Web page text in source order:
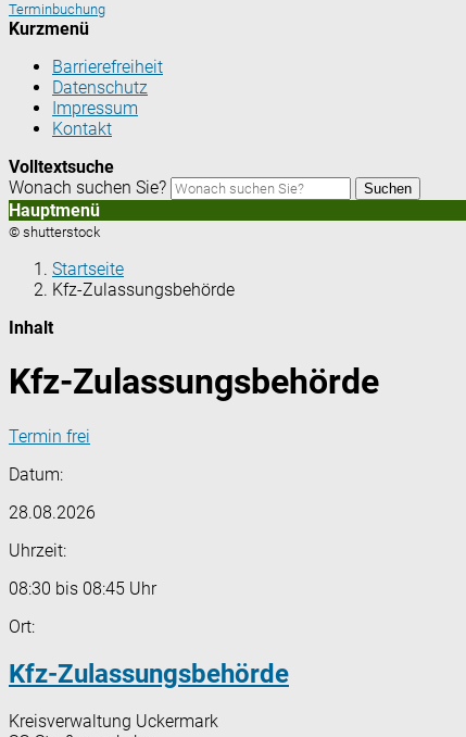
Terminbuchung
Kurzmenü
Barrierefreiheit
Datenschutz
Impressum
Kontakt
Volltextsuche
Wonach suchen Sie?
Suchen
Hauptmenü
© shutterstock
Startseite
Kfz-Zulassungsbehörde
Inhalt
Kfz-Zulassungsbehörde
Termin frei
Datum:
28.08.2026
Uhrzeit:
08:30 bis 08:45 Uhr
Ort:
Kfz-Zulassungsbehörde
Kreisverwaltung Uckermark